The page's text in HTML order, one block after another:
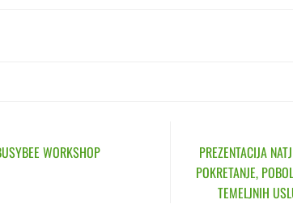
WORKSHOP
PREZENTACIJA
POKRETANJE,
TEMELJNIH